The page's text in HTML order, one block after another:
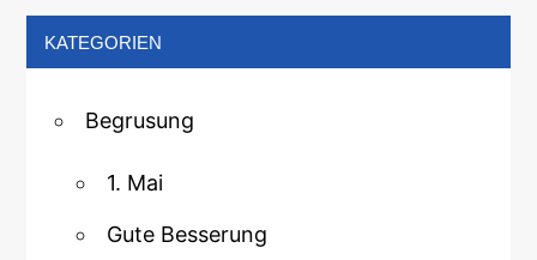
KATEGORIEN
Begrusung
1. Mai
Gute Besserung